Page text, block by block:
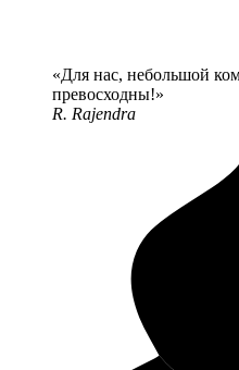
Для нас, небольшой
превосходны!
R. Rajendra